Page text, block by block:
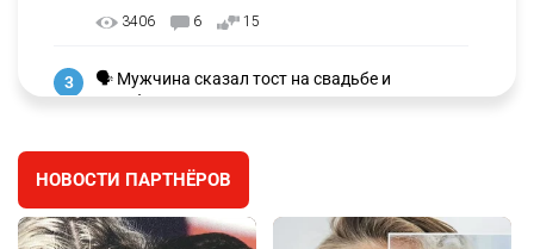
3406 6 15
3
🗣 Мужчина сказал тост на свадьбе и
заработал уголовное дело
🐏 Скота больше, а мясо дороже. Почему в
Казахстане продолжают расти цены на
баранину и конину
НОВОСТИ ПАРТНЁРОВ